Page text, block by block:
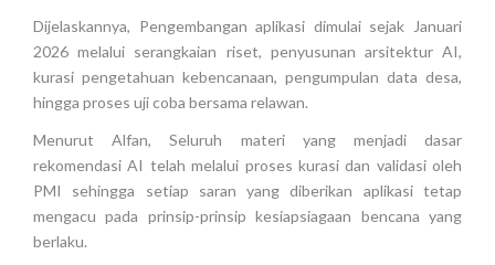
Dijelaskannya, Pengembangan aplikasi dimulai sejak Januari
2026 melalui serangkaian riset, penyusunan arsitektur AI,
kurasi pengetahuan kebencanaan, pengumpulan data desa,
hingga proses uji coba bersama relawan.
Menurut Alfan, Seluruh materi yang menjadi dasar
rekomendasi AI telah melalui proses kurasi dan validasi oleh
PMI sehingga setiap saran yang diberikan aplikasi tetap
mengacu pada prinsip-prinsip kesiapsiagaan bencana yang
berlaku.